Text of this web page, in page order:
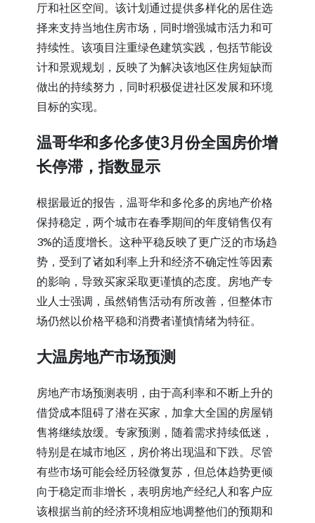
厅和社区空间。该计划通过提供多样化的居住选
择来支持当地住房市场，同时增强城市活力和可
持续性。该项目注重绿色建筑实践，包括节能设
计和景观规划，反映了为解决该地区住房短缺而
做出的持续努力，同时积极促进社区发展和环境
目标的实现。
温哥华和多伦多使3月份全国房价增
长停滞，指数显示
根据最近的报告，温哥华和多伦多的房地产价格
保持稳定，两个城市在春季期间的年度销售仅有
3%的适度增长。这种平稳反映了更广泛的市场趋
势，受到了诸如利率上升和经济不确定性等因素
的影响，导致买家采取更谨慎的态度。房地产专
业人士强调，虽然销售活动有所改善，但整体市
场仍然以价格平稳和消费者谨慎情绪为特征。
大温房地产市场预测
房地产市场预测表明，由于高利率和不断上升的
借贷成本阻碍了潜在买家，加拿大全国的房屋销
售将继续放缓。专家预测，随着需求持续低迷，
特别是在城市地区，房价将出现温和下跌。尽管
有些市场可能会经历轻微复苏，但总体趋势更倾
向于稳定而非增长，表明房地产经纪人和客户应
该根据当前的经济环境相应地调整他们的预期和